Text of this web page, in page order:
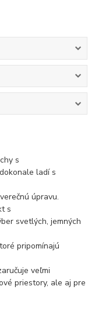
s
ladí s
úpravu.
s
svetlých, jemných
pripomínajú
veľmi
priestory, ale aj pre